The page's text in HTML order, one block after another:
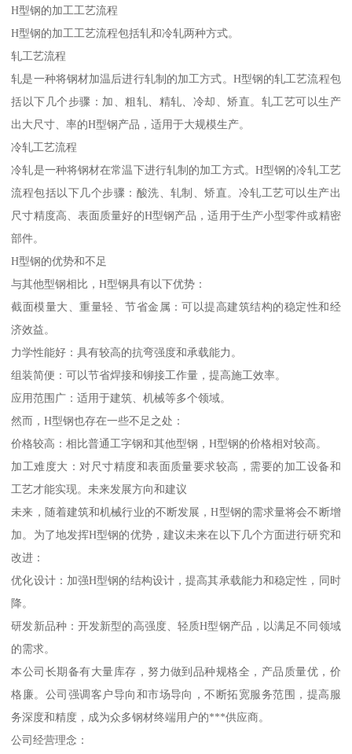
H型钢的加工工艺流程
H型钢的加工工艺流程包括轧和冷轧两种方式。
轧工艺流程
轧是一种将钢材加温后进行轧制的加工方式。H型钢的轧工艺流程包
括以下几个步骤：加、粗轧、精轧、冷却、矫直。轧工艺可以生产
出大尺寸、率的H型钢产品，适用于大规模生产。
冷轧工艺流程
冷轧是一种将钢材在常温下进行轧制的加工方式。H型钢的冷轧工艺
流程包括以下几个步骤：酸洗、轧制、矫直。冷轧工艺可以生产出
尺寸精度高、表面质量好的H型钢产品，适用于生产小型零件或精密
部件。
H型钢的优势和不足
与其他型钢相比，H型钢具有以下优势：
截面模量大、重量轻、节省金属：可以提高建筑结构的稳定性和经
济效益。
力学性能好：具有较高的抗弯强度和承载能力。
组装简便：可以节省焊接和铆接工作量，提高施工效率。
应用范围广：适用于建筑、机械等多个领域。
然而，H型钢也存在一些不足之处：
价格较高：相比普通工字钢和其他型钢，H型钢的价格相对较高。
加工难度大：对尺寸精度和表面质量要求较高，需要的加工设备和
工艺才能实现。未来发展方向和建议
未来，随着建筑和机械行业的不断发展，H型钢的需求量将会不断增
加。为了地发挥H型钢的优势，建议未来在以下几个方面进行研究和
改进：
优化设计：加强H型钢的结构设计，提高其承载能力和稳定性，同时
降。
研发新品种：开发新型的高强度、轻质H型钢产品，以满足不同领域
的需求。
本公司长期备有大量库存，努力做到品种规格全，产品质量优，价
格廉。公司强调客户导向和市场导向，不断拓宽服务范围，提高服
务深度和精度，成为众多钢材终端用户的***供应商。
公司经营理念：